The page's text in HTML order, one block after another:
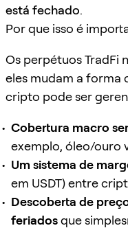
está fechado.
Por que isso é
Os perpétuos TradFi
eles mudam a forma
cripto pode ser
Cobertura macro
exemplo, óleo/ouro
Um sistema de
em USDT) entre
Descoberta de
feriadosque